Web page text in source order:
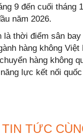
9 đến cuối tháng
năm 2026.
thời điểm sân
hàng không
hàng không
lực kết nối
TIN TỨC